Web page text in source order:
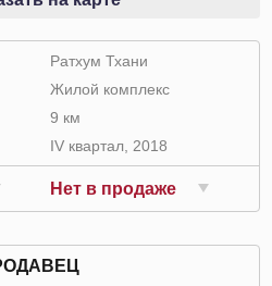
Ратхум Тхани
Жилой комплекс
9 км
IV квартал, 2018
Нет в продаже